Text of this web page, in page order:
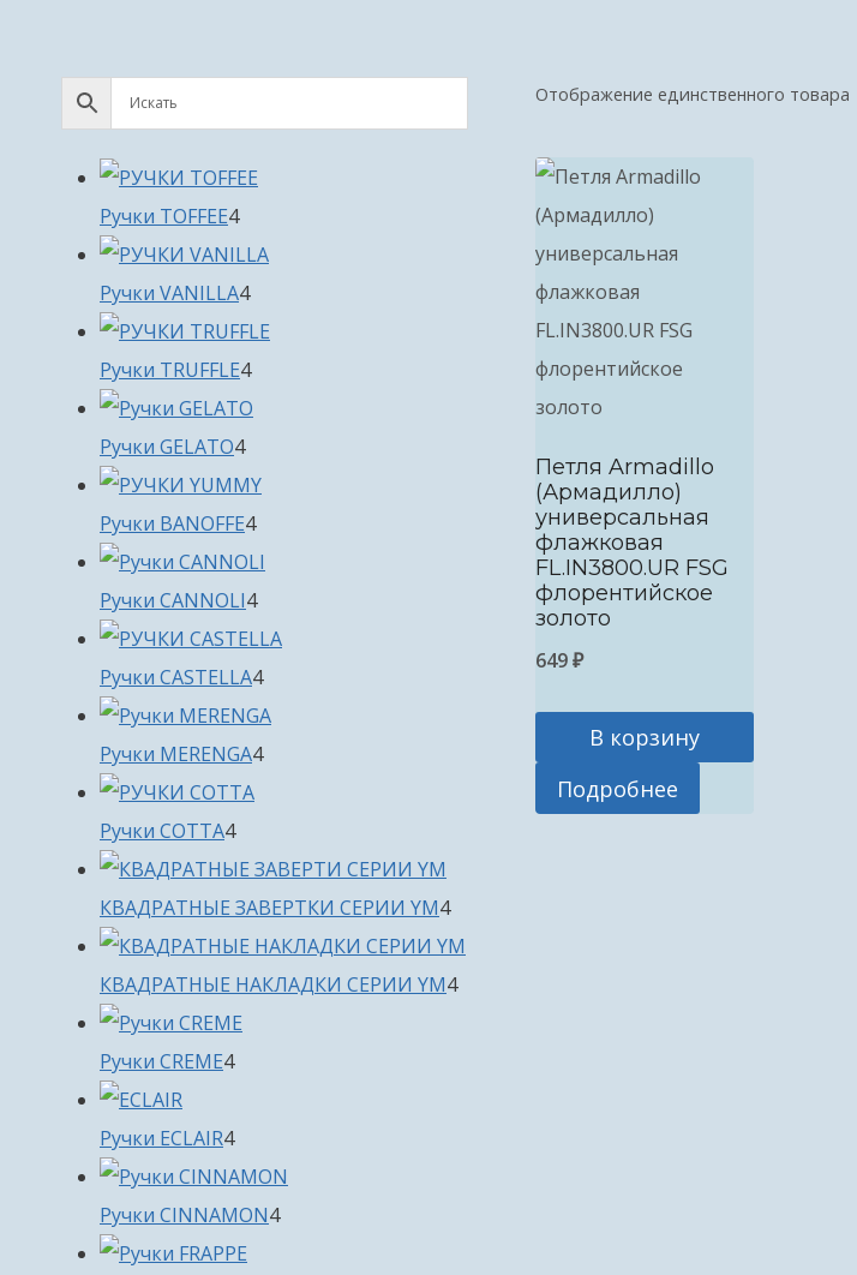
Отображение единственного товара
Петля Armadillo
(Армадилло)
универсальная
флажковая
FL.IN3800.UR FSG
флорентийское
золото
649₽
В корзину
Подробнее
Ручки TOFFEE44
товара
Ручки VANILLA44
товара
Ручки TRUFFLE44
товара
Ручки GELATO44
товара
Ручки BANOFFE44
товара
Ручки CANNOLI44
товара
Ручки CASTELLA44
товара
Ручки MERENGA44
Ручки COTTA44
товара
КВАДРАТНЫЕ ЗАВЕРТКИ СЕРИИ YM44
товара
КВАДРАТНЫЕ НАКЛАДКИ СЕРИИ YM44
Ручки CREME44
Ручки ECLAIR44
товара
Ручки CINNAMON44